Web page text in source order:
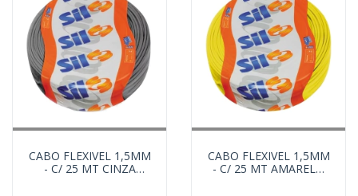
CABO FLEXIVEL 1,5MM
- C/ 25 MT CINZA
CABO FLEXIVEL 1,5MM
- C/ 25 MT AMARELO